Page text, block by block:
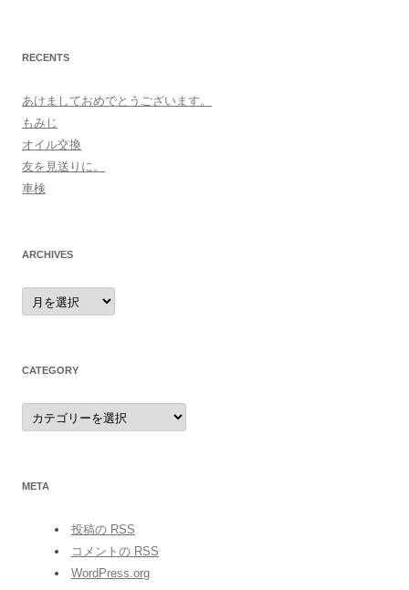
RECENTS
あけましておめでとうございます。
もみじ
オイル交換
友を見送りに。
車検
ARCHIVES
archives
CATEGORY
category
META
投稿の RSS
コメントの RSS
WordPress.org